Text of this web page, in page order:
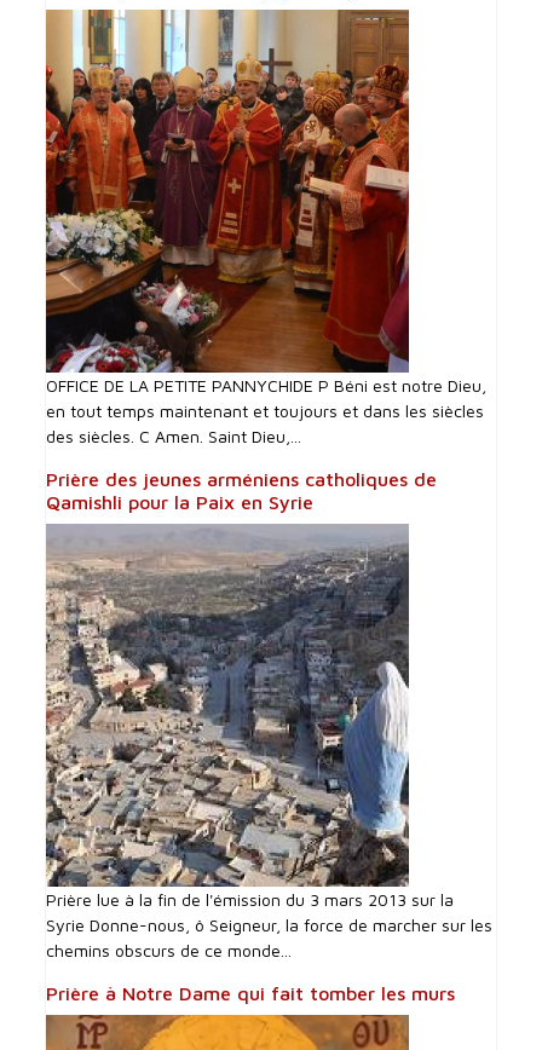
OFFICE DE LA PETITE PANNYCHIDE P Béni est notre Dieu,
en tout temps maintenant et toujours et dans les siècles
des siècles. C Amen. Saint Dieu,...
Prière des jeunes arméniens catholiques de
Qamishli pour la Paix en Syrie
Prière lue à la fin de l'émission du 3 mars 2013 sur la
Syrie Donne-nous, ô Seigneur, la force de marcher sur les
chemins obscurs de ce monde...
Prière à Notre Dame qui fait tomber les murs